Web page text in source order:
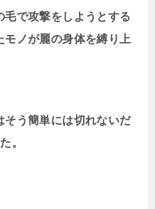
毛で攻撃をしようとする
モノが麗の身体を縛り上
そう簡単には切れないだ
。